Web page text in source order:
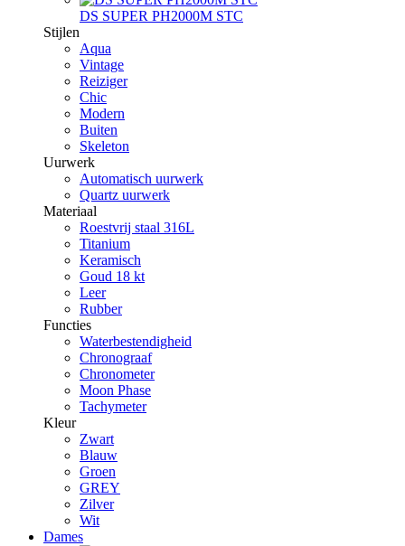
DS SUPER PH2000M STC
Stijlen
Aqua
Vintage
Reiziger
Chic
Modern
Buiten
Skeleton
Uurwerk
Automatisch uurwerk
Quartz uurwerk
Materiaal
Roestvrij staal 316L
Titanium
Keramisch
Goud 18 kt
Leer
Rubber
Functies
Waterbestendigheid
Chronograaf
Chronometer
Moon Phase
Tachymeter
Kleur
Zwart
Blauw
Groen
GREY
Zilver
Wit
Dames